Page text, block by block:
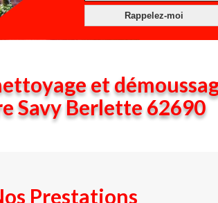
et
Savy Berlette 62690
Prestations